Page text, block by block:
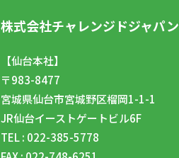
株式会社チャレンジドジャパン
【仙台本社】
〒983-8477
宮城県仙台市宮城野区榴岡1-1-1
JR仙台イーストゲートビル6F
TEL : 022-385-5778